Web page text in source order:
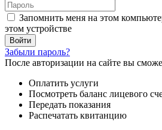
Запомнить меня на этом
этом устройстве
Забыли пароль?
После авторизации на сайте вы
Оплатить услуги
Посмотреть баланс лицевого
Передать показания
Распечатать квитанцию